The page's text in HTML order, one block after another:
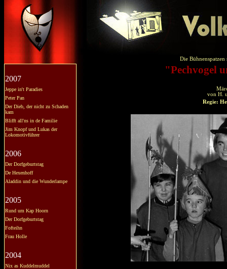
2007
Jeppe in't Paradies
Peter Pan
Der Dieb, der nicht zu Schaden
kam
Blifft all'ns in de Familie
Jim Knopf und Lukas der
Lokomotivführer
2006
Der Dorfgeburtstag
De Hexenhoff
Aladdin und die Wunderlampe
2005
Rund um Kap Hoorn
Der Dorfgeburtstag
Fofteihn
Frau Holle
2004
Nix as Kuddelmuddel
Die
"Pechvogel
von H.
Regie: